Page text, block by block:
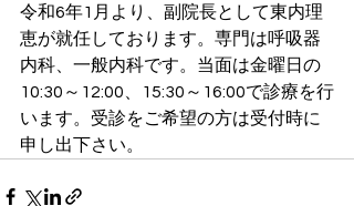
令和6年1月より、副院長として東内理
恵が就任しております。専門は呼吸器
内科、一般内科です。当面は金曜日の
10:30～12:00、15:30～16:00で診療を行
います。受診をご希望の方は受付時に
申し出下さい。